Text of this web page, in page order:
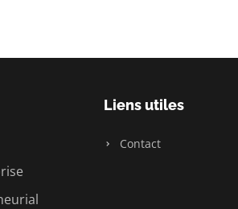
Liens utiles
Contact